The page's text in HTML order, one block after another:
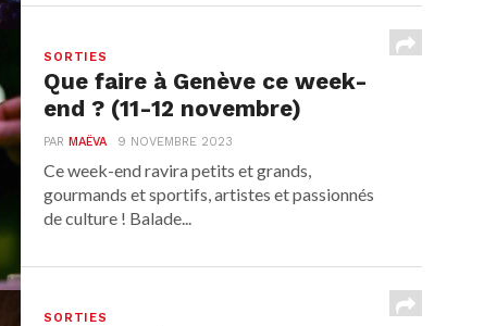
SORTIES
Que faire à Genève ce week-
end ? (11-12 novembre)
PARMAËVA 9 NOVEMBRE 2023
Ce week-end ravira petits et grands,
gourmands et sportifs, artistes et passionnés
de culture ! Balade...
SORTIES